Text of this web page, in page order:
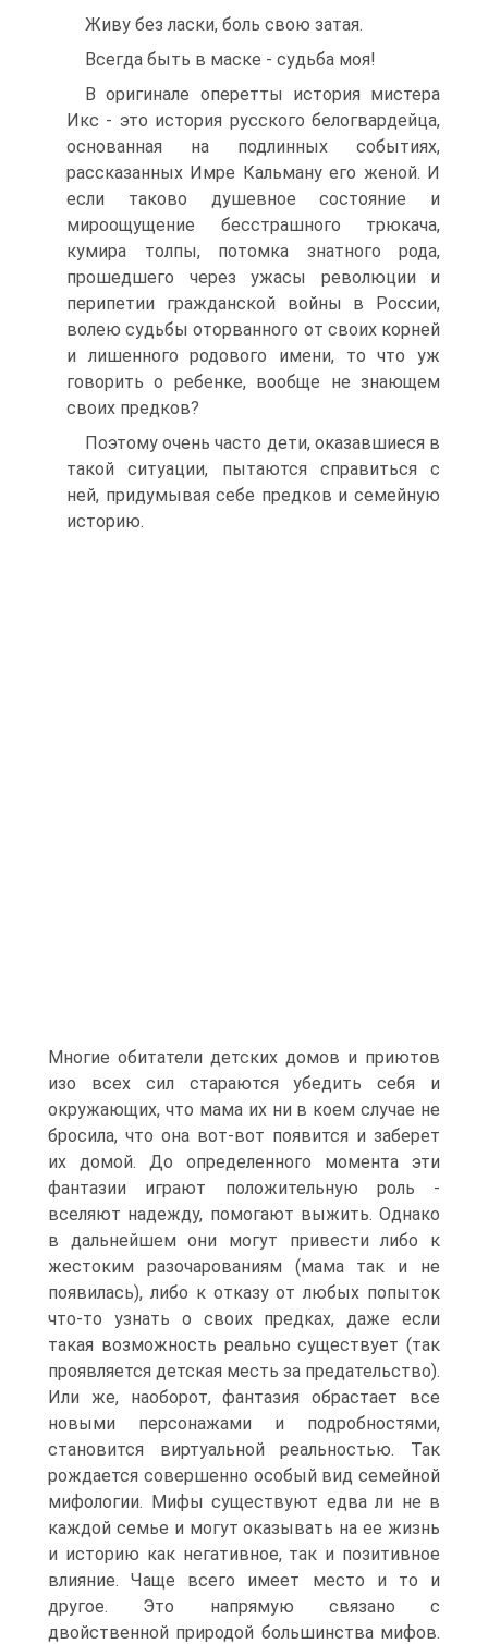
Живу без ласки, боль свою затая.
Всегда быть в маске - судьба моя!
В оригинале оперетты история мистера
Икс - это история русского белогвардейца,
основанная на подлинных событиях,
рассказанных Имре Кальману его женой. И
если таково душевное состояние и
мироощущение бесстрашного трюкача,
кумира толпы, потомка знатного рода,
прошедшего через ужасы революции и
перипетии гражданской войны в России,
волею судьбы оторванного от своих корней
и лишенного родового имени, то что уж
говорить о ребенке, вообще не знающем
своих предков?
Поэтому очень часто дети, оказавшиеся в
такой ситуации, пытаются справиться с
ней, придумывая себе предков и семейную
историю.
Многие обитатели детских домов и приютов
изо всех сил стараются убедить себя и
окружающих, что мама их ни в коем случае не
бросила, что она вот-вот появится и заберет
их домой. До определенного момента эти
фантазии играют положительную роль -
вселяют надежду, помогают выжить. Однако
в дальнейшем они могут привести либо к
жестоким разочарованиям (мама так и не
появилась), либо к отказу от любых попыток
что-то узнать о своих предках, даже если
такая возможность реально существует (так
проявляется детская месть за предательство).
Или же, наоборот, фантазия обрастает все
новыми персонажами и подробностями,
становится виртуальной реальностью. Так
рождается совершенно особый вид семейной
мифологии. Мифы существуют едва ли не в
каждой семье и могут оказывать на ее жизнь
и историю как негативное, так и позитивное
влияние. Чаще всего имеет место и то и
другое. Это напрямую связано с
двойственной природой большинства мифов.